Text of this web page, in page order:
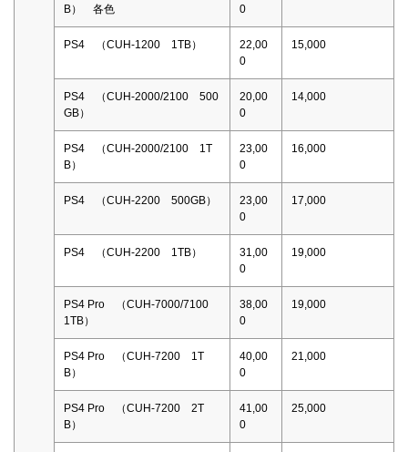
B） 各色
0
PS4 （CUH-1200 1TB）
22,00
0
15,000
PS4 （CUH-2000/2100 500
GB）
20,00
0
14,000
PS4 （CUH-2000/2100 1T
B）
23,00
0
16,000
PS4 （CUH-2200 500GB）
23,00
0
17,000
PS4 （CUH-2200 1TB）
31,00
0
19,000
PS4 Pro （CUH-7000/7100
1TB）
38,00
0
19,000
PS4 Pro （CUH-7200 1T
B）
40,00
0
21,000
PS4 Pro （CUH-7200 2T
B）
41,00
0
25,000